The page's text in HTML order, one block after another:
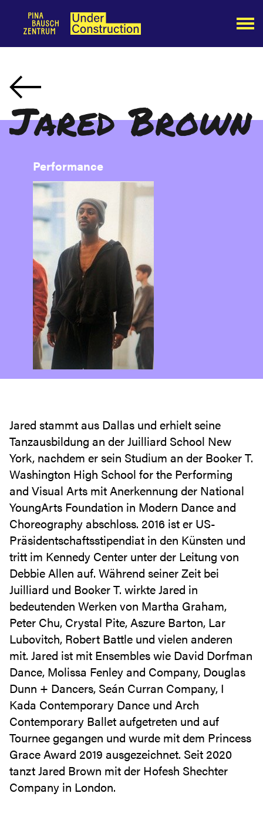
Jared Brown
Performance
Jared stammt aus Dallas und erhielt seine
Tanzausbildung an der Juilliard School New
York, nachdem er sein Studium an der Booker T.
Washington High School for the Performing
and Visual Arts mit Anerkennung der National
YoungArts Foundation in Modern Dance and
Choreography abschloss. 2016 ist er US-
Präsidentschaftsstipendiat in den Künsten und
tritt im Kennedy Center unter der Leitung von
Debbie Allen auf. Während seiner Zeit bei
Juilliard und Booker T. wirkte Jared in
bedeutenden Werken von Martha Graham,
Peter Chu, Crystal Pite, Aszure Barton, Lar
Lubovitch, Robert Battle und vielen anderen
mit. Jared ist mit Ensembles wie David Dorfman
Dance, Molissa Fenley and Company, Douglas
Dunn + Dancers, Seán Curran Company, I
Kada Contemporary Dance und Arch
Contemporary Ballet aufgetreten und auf
Tournee gegangen und wurde mit dem Princess
Grace Award 2019 ausgezeichnet. Seit 2020
tanzt Jared Brown mit der Hofesh Shechter
Company in London.